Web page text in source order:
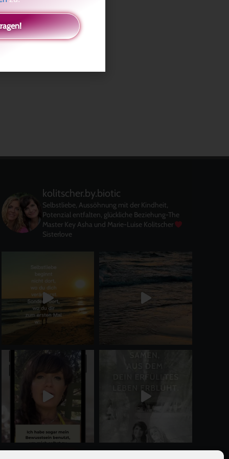
kolitscher.by.biotic
Selbstliebe, Aussöhnung mit der Kindheit,
Potenzial entfalten, glückliche Beziehung-The
Master KeyAsha und Marie-Luise Kolitscher
Sisterlove